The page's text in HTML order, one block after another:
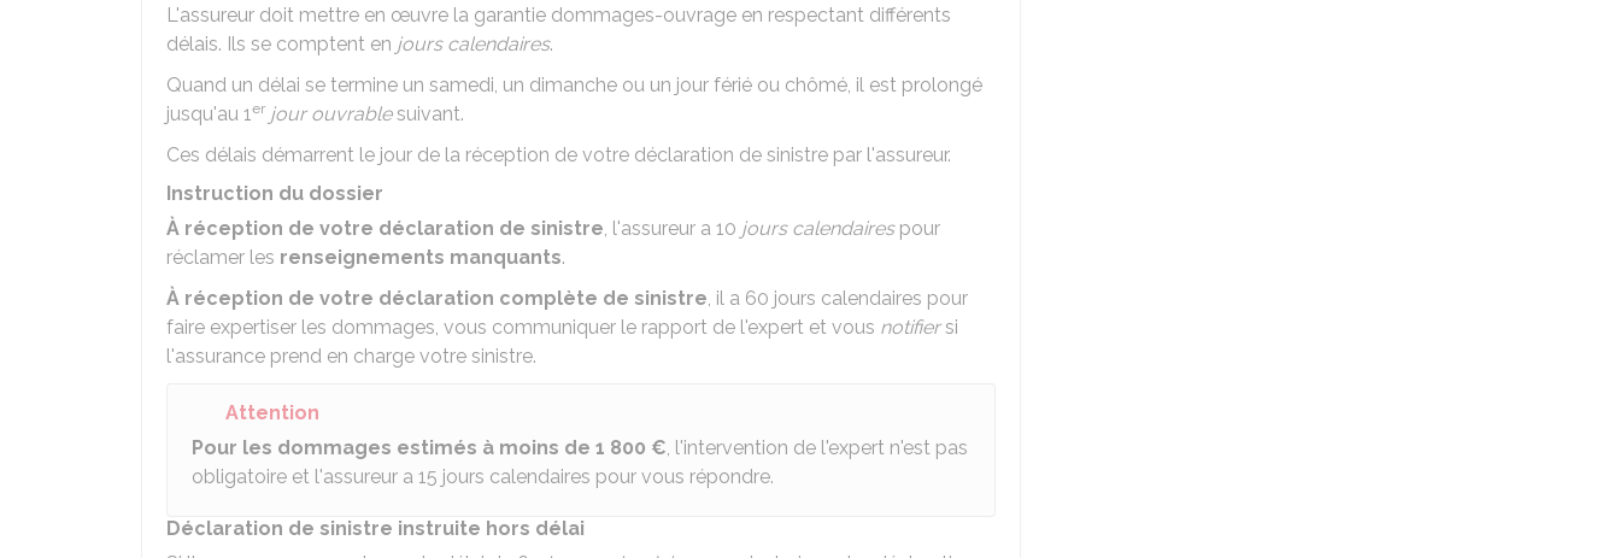
L'assureur doit mettre en œuvre la garantie dommages-ouvrage en respectant différents
délais. Ils se comptent en jours calendaires.
Quand un délai se termine un samedi, un dimanche ou un jour férié ou chômé, il est prolongé
jusqu'au 1er jour ouvrablesuivant.
Ces délais démarrent le jour de la réception de votre déclaration de sinistre par l'assureur.
Instruction du dossier
À réception de votre déclaration de sinistre, l'assureur a 10 jours calendairespour
réclamer les renseignements manquants.
À réception de votre déclaration complète de sinistre, il a 60 jours calendaires pour
faire expertiser les dommages, vous communiquer le rapport de l'expert et vous notifiersi
l'assurance prend en charge votre sinistre.
Attention
Pour les dommages estimés à moins de 1 800 €, l'intervention de l'expert n'est pas
obligatoire et l'assureur a 15 jours calendaires pour vous répondre.
Déclaration de sinistre instruite hors délai